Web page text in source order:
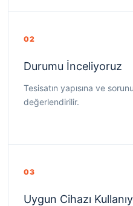
02
Durumu İnceliyoruz
Tesisatın yapısına ve
değerlendirilir.
03
Uygun Cihazı